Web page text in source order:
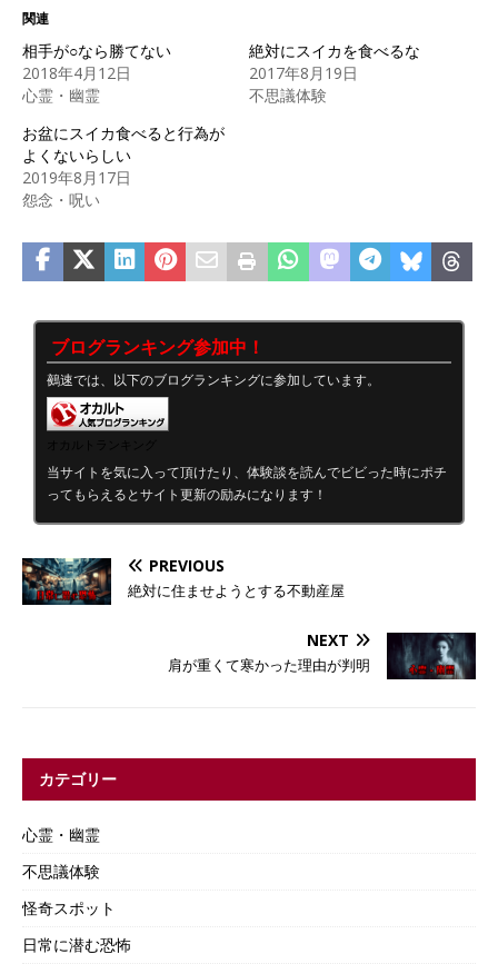
関連
相手が○なら勝てない
2018年4月12日
心霊・幽霊
絶対にスイカを食べるな
2017年8月19日
不思議体験
お盆にスイカ食べると行為が
よくないらしい
2019年8月17日
怨念・呪い
ブログランキング参加中！
鵺速では、以下のブログランキングに参加しています。
当サイトを気に入って頂けたり、体験談を読んでビビった時にポチ
ってもらえるとサイト更新の励みになります！
PREVIOUS
絶対に住ませようとする不動産屋
NEXT
肩が重くて寒かった理由が判明
カテゴリー
心霊・幽霊
不思議体験
怪奇スポット
日常に潜む恐怖